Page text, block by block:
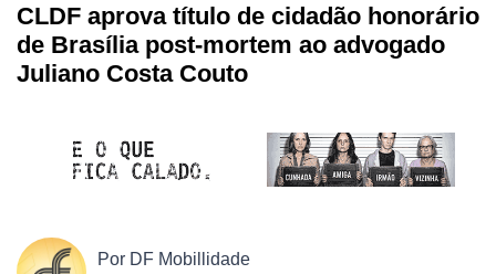
CLDF aprova título de cidadão honorário
de Brasília post-mortem ao advogado
Juliano Costa Couto
Por DF Mobillidade